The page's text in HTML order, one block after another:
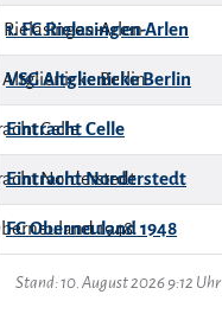
1. FC Rielasingen-Arlen
VSG Altglienicke Berlin
Eintracht Celle
Eintracht Norderstedt
FC Oberneuland 1948
Stand: 10. August 2026 9:12 Uhr